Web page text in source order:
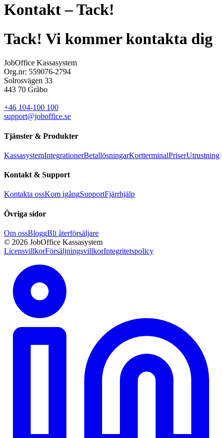
Kontakt – Tack!
Tack! Vi kommer kontakta dig
JobOffice Kassasystem
Org.nr: 559076-2794
Solrosvägen 33
443 70 Gråbo
+46 104-100 100
support@joboffice.se
Tjänster & Produkter
KassasystemIntegrationerBetallösningarKortterminalPriserUtrustning
Kontakt & Support
Kontakta ossKom igångSupportFjärrhjälp
Övriga sidor
Om ossBloggBli återförsäljare
© 2026 JobOffice Kassasystem
LicensvillkorFörsäljningsvillkorIntegritetspolicy